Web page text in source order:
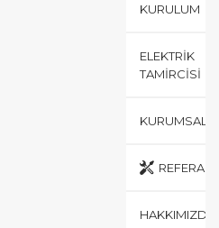
KURULUM
ELEKTRIK
TAMIRCISI
KURUMSAL
HAKKIMIZDA